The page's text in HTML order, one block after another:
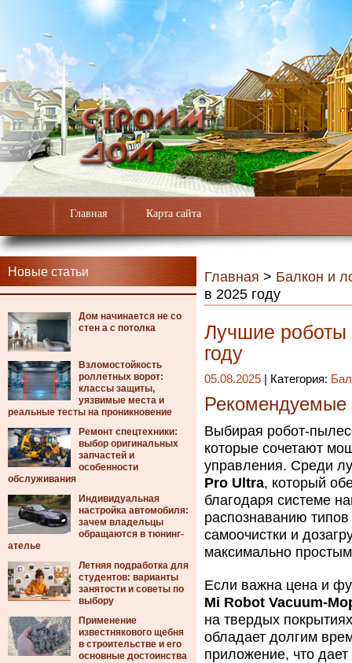
Главная Карта сайта
Новые статьи
Дом начинается не со
стен а с потолка
Взломостойкость
роллетных ворот:
классы защиты,
уязвимые места и
реальные тесты на проникновение
Ремонт спецтехники:
выбор оригинальных
запчастей и
особенности
обслуживания
Индивидуальная
настройка автомобиля:
зачем владельцы
обращаются в тюнинг-
ателье
Летняя подработка для
студентов: варианты
занятости и советы по
выбору
Применение
известнякового щебня
в строительстве и его
основные достоинства
Главная > Балкон и
в 2025 году
Лучшие роботы
году
05.08.2025 | Категория:
Рекомендуемые
Выбирая робот-
которые сочетают
управления. Среди
Pro Ultra, который
благодаря системе
распознаванию
самоочистки и
максимально
Если важна цена и
Mi Robot Vacuum-
на твердых
обладает долгим
приложение, что